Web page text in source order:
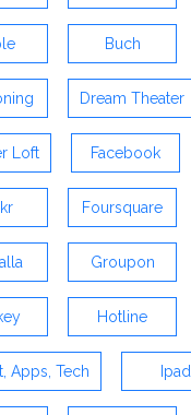
Buch
Dream Theater
Loft Facebook
Foursquare
Groupon
Hotline
Apps, Tech Ipad